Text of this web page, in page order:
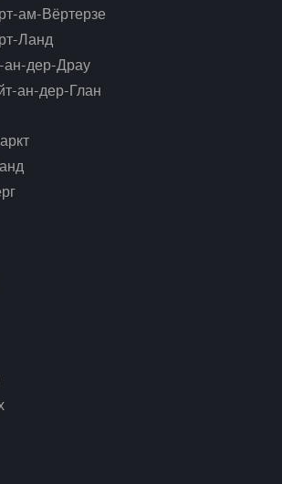
ам-Вёртерзе
Ланд
ан-дер-Драу
ан-дер-Глан